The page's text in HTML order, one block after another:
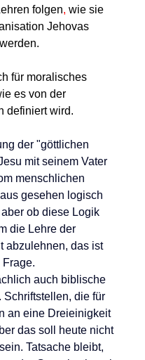
folgen, wie sie
Jehovas
für moralisches
es von der
definiert wird.
der "göttlichen
mit seinem Vater
menschlichen
gesehen logisch
ob diese Logik
die Lehre der
abzulehnen, das ist
auch biblische
Schriftstellen, die für
an eine Dreieinigkeit
das soll heute nicht
Tatsache bleibt,